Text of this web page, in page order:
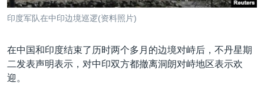
全球议题
环境
美国建国250周年
美国之音专访
重要讲话与声明
关注我们
印度军队在中印边境巡逻(资料照片)
在中国和印度结束了历时两个多月的边境对峙后，不丹星期
二发表声明表示，对中印双方都撤离洞朗对峙地区表示欢
迎。